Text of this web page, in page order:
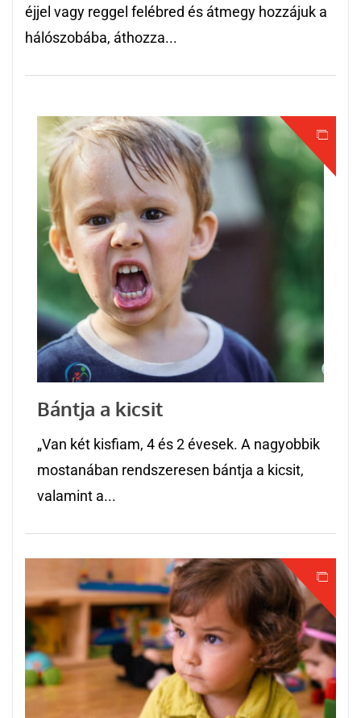
éjjel vagy reggel felébred és átmegy hozzájuk a
hálószobába, áthozza...
Bántja a kicsit
„Van két kisfiam, 4 és 2 évesek. A nagyobbik
mostanában rendszeresen bántja a kicsit,
valamint a...